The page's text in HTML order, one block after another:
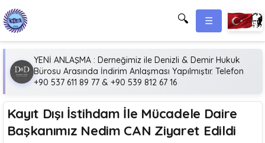
🔍 ☰
YENİ ANLAŞMA : Derneğimiz ile Denizli & Demir Hukuk
Bürosu Arasında İndirim Anlaşması Yapılmıştır. Telefon
+90 537 611 89 77 & +90 539 812 67 16
Kayıt Dışı İstihdam İle Mücadele Daire
Başkanımız Nedim CAN Ziyaret Edildi